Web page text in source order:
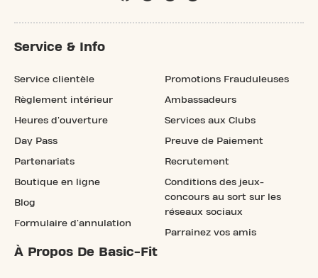
Service & Info
Service clientèle
Règlement intérieur
Heures d'ouverture
Day Pass
Partenariats
Boutique en ligne
Blog
Formulaire d'annulation
Promotions Frauduleuses
Ambassadeurs
Services aux Clubs
Preuve de Paiement
Recrutement
Conditions des jeux-
concours au sort sur les
réseaux sociaux
Parrainez vos amis
À Propos De Basic-Fit